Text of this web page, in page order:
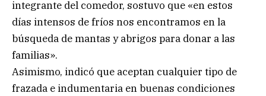
integrante del comedor, sostuvo que «en estos
días intensos de fríos nos encontramos en la
búsqueda de mantas y abrigos para donar a las
familias».
Asimismo, indicó que aceptan cualquier tipo de
frazada e indumentaria en buenas condiciones